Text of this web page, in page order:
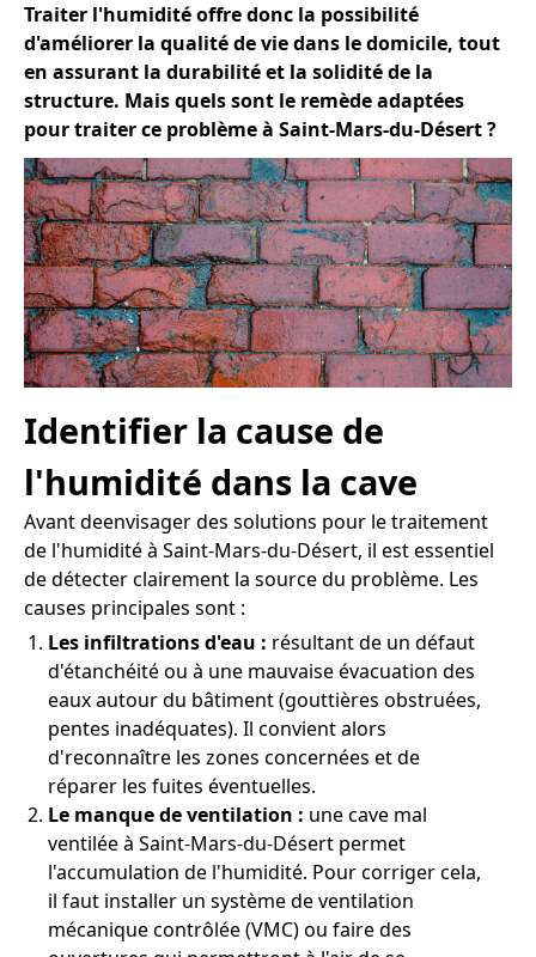
Traiter l'humidité offre donc la possibilité
d'améliorer la qualité de vie dans le domicile, tout
en assurant la durabilité et la solidité de la
structure. Mais quels sont le remède adaptées
pour traiter ce problème à Saint-Mars-du-Désert ?
Identifier la cause de
l'humidité dans la cave
Avant deenvisager des solutions pour le traitement
de l'humidité à Saint-Mars-du-Désert, il est essentiel
de détecter clairement la source du problème. Les
causes principales sont :
Les infiltrations d'eau : résultant de un défaut
d'étanchéité ou à une mauvaise évacuation des
eaux autour du bâtiment (gouttières obstruées,
pentes inadéquates). Il convient alors
d'reconnaître les zones concernées et de
réparer les fuites éventuelles.
Le manque de ventilation : une cave mal
ventilée à Saint-Mars-du-Désert permet
l'accumulation de l'humidité. Pour corriger cela,
il faut installer un système de ventilation
mécanique contrôlée (VMC) ou faire des